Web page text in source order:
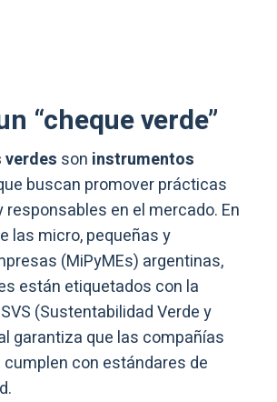
“cheque verde”
verdes son instrumentos
buscan promover prácticas
en el mercado. En
las micro, pequeñas y
(MiPyMEs) argentinas,
están etiquetados con la
(Sustentabilidad Verde y
garantiza que las compañías
con estándares de